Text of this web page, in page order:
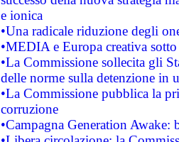
e ionica
•Una radicale riduzione degli
•MEDIA e Europa creativa
•La Commissione sollecita gli
delle norme sulla detenzione in
•La Commissione pubblica la
corruzione
•Campagna Generation